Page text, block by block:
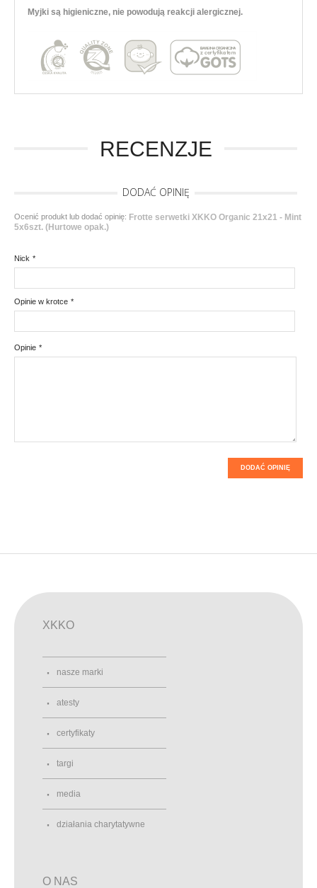
Myjki są higieniczne, nie powodują reakcji alergicznej.
RECENZJE
DODAĆ OPINIĘ
Ocenić produkt lub dodać opinię: Frotte serwetki XKKO Organic 21x21 - Mint
5x6szt. (Hurtowe opak.)
*
Nick
*
Opinie w krotce
*
Opinie
DODAĆ OPINIĘ
XKKO
nasze marki
atesty
certyfikaty
targi
media
działania charytatywne
O NAS